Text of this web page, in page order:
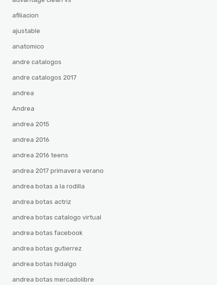
afiliacion
ajustable
anatomico
andre catalogos
andre catalogos 2017
andrea
Andrea
andrea 2015
andrea 2016
andrea 2016 teens
andrea 2017 primavera verano
andrea botas a la rodilla
andrea botas actriz
andrea botas catalogo virtual
andrea botas facebook
andrea botas gutierrez
andrea botas hidalgo
andrea botas mercadolibre